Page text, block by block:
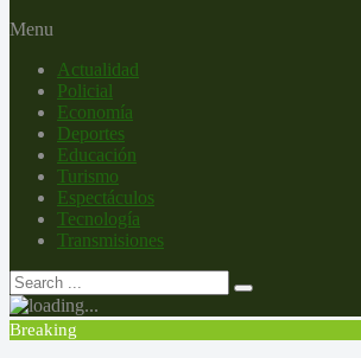
Menu
Actualidad
Policial
Economía
Deportes
Educación
Turismo
Espectáculos
Tecnología
Transmisiones
Breaking